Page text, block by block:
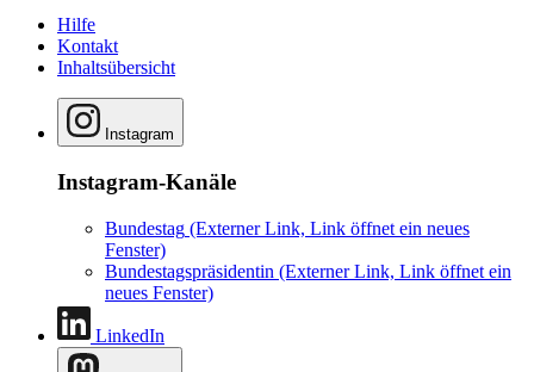
Hilfe
Kontakt
Inhaltsübersicht
Instagram
Instagram-Kanäle
Bundestag (Externer Link, Link öffnet ein neues
Fenster)
Bundestagspräsidentin (Externer Link, Link öffnet ein
neues Fenster)
LinkedIn